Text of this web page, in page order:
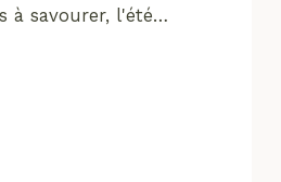
à savourer, l'été…